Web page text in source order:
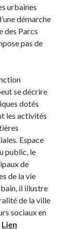
urbaines
démarche
des Parcs
pas de
se décrire
dotés
les activités
Espace
public, le
de
de la vie
il illustre
de la ville
sociaux en
Lien